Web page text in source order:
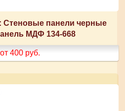
Стеновые панели черные
МДФ 134-668
от 400 руб.